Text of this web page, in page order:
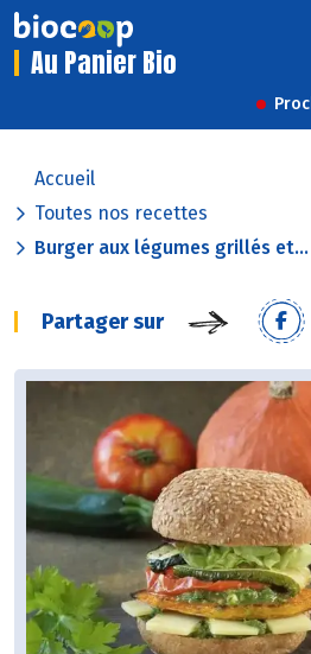
Au Panier Bio
Accueil
Toutes nos recettes
Burger aux légumes grillés et...
Partager sur